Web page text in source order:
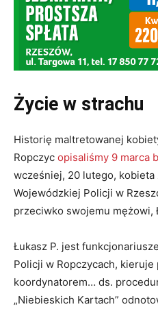
Życie w strachu
Historię maltretowanej
Ropczyc opisaliśmy 9 marca
wcześniej, 20 lutego, kobieta
Wojewódzkiej Policji w
przeciwko swojemu mężowi,
Łukasz P. jest
Policji w Ropczycach,
koordynatorem… ds.
„Niebieskich Kartach”